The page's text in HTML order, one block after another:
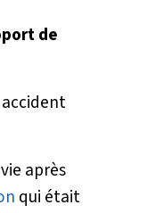
de
après
qui était